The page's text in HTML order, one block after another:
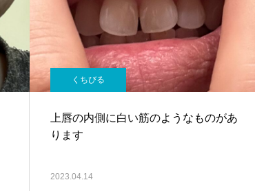
くちびる
上唇の内側に白い筋のようなものがあ
ります
2023.04.14